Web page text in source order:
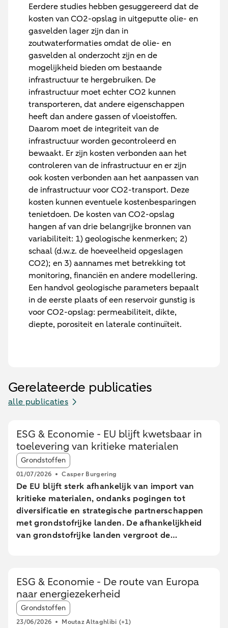
Eerdere studies hebben gesuggereerd dat de
kosten van CO2-opslag in uitgeputte olie- en
gasvelden lager zijn dan in
zoutwaterformaties omdat de olie- en
gasvelden al onderzocht zijn en de
mogelijkheid bieden om bestaande
infrastructuur te hergebruiken. De
infrastructuur moet echter CO2 kunnen
transporteren, dat andere eigenschappen
heeft dan andere gassen of vloeistoffen.
Daarom moet de integriteit van de
infrastructuur worden gecontroleerd en
bewaakt. Er zijn kosten verbonden aan het
controleren van de infrastructuur en er zijn
ook kosten verbonden aan het aanpassen van
de infrastructuur voor CO2-transport. Deze
kosten kunnen eventuele kostenbesparingen
tenietdoen. De kosten van CO2-opslag
hangen af van drie belangrijke bronnen van
variabiliteit: 1) geologische kenmerken; 2)
schaal (d.w.z. de hoeveelheid opgeslagen
CO2); en 3) aannames met betrekking tot
monitoring, financiën en andere modellering.
Een handvol geologische parameters bepaalt
in de eerste plaats of een reservoir gunstig is
voor CO2-opslag: permeabiliteit, dikte,
diepte, porositeit en laterale continuïteit.
Gerelateerde publicaties
alle publicaties
ESG & Economie - EU blijft kwetsbaar in
toelevering van kritieke materialen
Article tags:
Grondstoffen
01/07/2026 Casper Burgering
De EU blijft sterk afhankelijk van import van
kritieke materialen, ondanks pogingen tot
diversificatie en strategische partnerschappen
met grondstofrijke landen. De afhankelijkheid
van grondstofrijke landen vergroot de
maar lange doorlooptijden en hoge kosten
maken het behalen van deze doelen onzeker.
Nederland speelt een centrale rol in de EU-
handel van kritieke grondstoffen, vooral door
ESG & Economie - De route van Europa
naar energiezekerheid
Article tags:
Grondstoffen
23/06/2026 Moutaz Altaghlibi (+1)